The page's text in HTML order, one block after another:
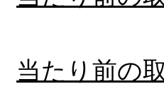
当たり前の